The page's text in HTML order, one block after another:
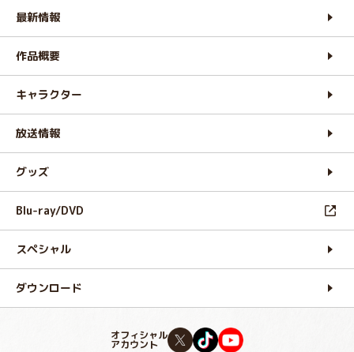
最新情報
作品概要
キャラクター
放送情報
グッズ
Blu-ray/DVD
スペシャル
ダウンロード
オフィシャル
アカウント